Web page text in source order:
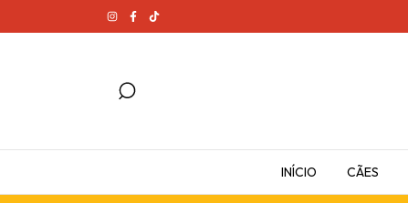
INÍCIO CÃES